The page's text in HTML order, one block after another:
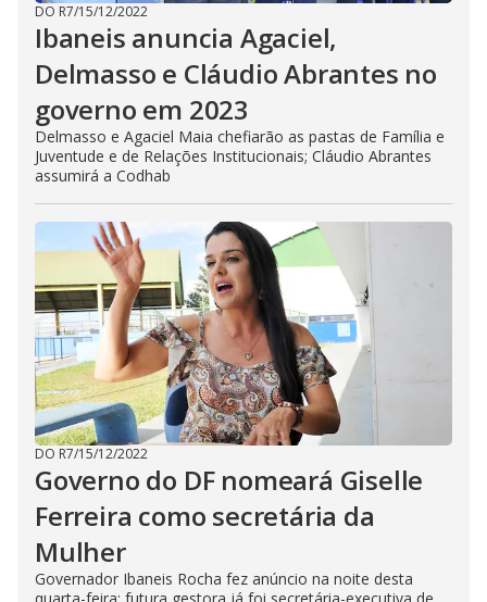
DO R7/15/12/2022
Ibaneis anuncia Agaciel,
Delmasso e Cláudio Abrantes no
governo em 2023
Delmasso e Agaciel Maia chefiarão as pastas de Família e
Juventude e de Relações Institucionais; Cláudio Abrantes
assumirá a Codhab
DO R7/15/12/2022
Governo do DF nomeará Giselle
Ferreira como secretária da
Mulher
Governador Ibaneis Rocha fez anúncio na noite desta
quarta-feira; futura gestora já foi secretária-executiva de